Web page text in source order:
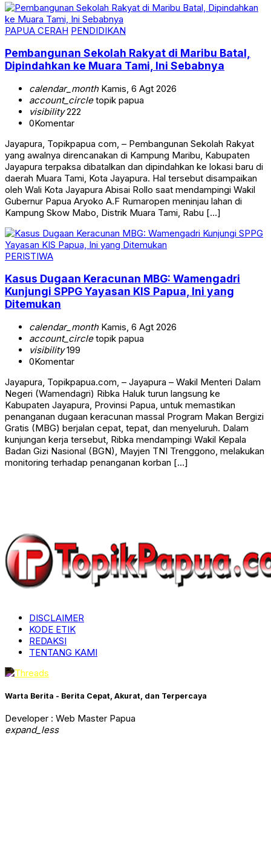
PAPUA CERAH PENDIDIKAN
Pembangunan Sekolah Rakyat di Maribu Batal,
Dipindahkan ke Muara Tami, Ini Sebabnya
calendar_monthKamis, 6 Agt 2026
account_circletopik papua
visibility222
0Komentar
Jayapura, Topikpapua com, – Pembangunan Sekolah Rakyat
yang awalnya direncanakan di Kampung Maribu, Kabupaten
Jayapura terpaksa dibatalkan dan dipindahkan ke lokasi baru di
daerah Muara Tami, Kota Jayapura. Hal tersebut disampaikan
oleh Wali Kota Jayapura Abisai Rollo saat mendampingi Wakil
Gubernur Papua Aryoko A.F Rumaropen meninjau lahan di
Kampung Skow Mabo, Distrik Muara Tami, Rabu […]
PERISTIWA
Kasus Dugaan Keracunan MBG: Wamengadri
Kunjungi SPPG Yayasan KIS Papua, Ini yang
Ditemukan
calendar_monthKamis, 6 Agt 2026
account_circletopik papua
visibility199
0Komentar
Jayapura, Topikpapua.com, – Jayapura – Wakil Menteri Dalam
Negeri (Wamendagri) Ribka Haluk turun langsung ke
Kabupaten Jayapura, Provinsi Papua, untuk memastikan
penanganan dugaan keracunan massal Program Makan Bergizi
Gratis (MBG) berjalan cepat, tepat, dan menyeluruh. Dalam
kunjungan kerja tersebut, Ribka mendampingi Wakil Kepala
Badan Gizi Nasional (BGN), Mayjen TNI Trenggono, melakukan
monitoring terhadap penanganan korban […]
DISCLAIMER
KODE ETIK
REDAKSI
TENTANG KAMI
Warta Berita - Berita Cepat, Akurat, dan Terpercaya
Developer : Web Master Papua
expand_less